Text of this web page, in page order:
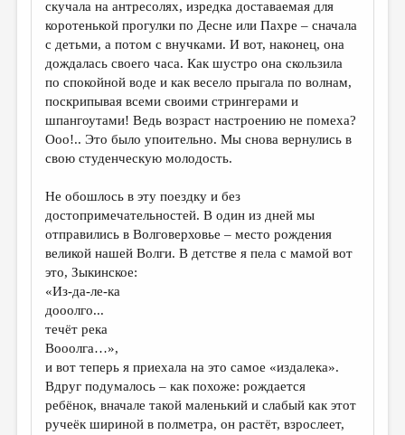
скучала на антресолях, изредка доставаемая для
коротенькой прогулки по Десне или Пахре – сначала
с детьми, а потом с внучками. И вот, наконец, она
дождалась своего часа. Как шустро она скользила
по спокойной воде и как весело прыгала по волнам,
поскрипывая всеми своими стрингерами и
шпангоутами! Ведь возраст настроению не помеха?
Ооо!.. Это было упоительно. Мы снова вернулись в
свою студенческую молодость.
Не обошлось в эту поездку и без
достопримечательностей. В один из дней мы
отправились в Волговерховье – место рождения
великой нашей Волги. В детстве я пела с мамой вот
это, Зыкинское:
«Из-да-ле-ка
дооолго...
течёт река
Вооолга…»,
и вот теперь я приехала на это самое «издалека».
Вдруг подумалось – как похоже: рождается
ребёнок, вначале такой маленький и слабый как этот
ручеёк шириной в полметра, он растёт, взрослеет,